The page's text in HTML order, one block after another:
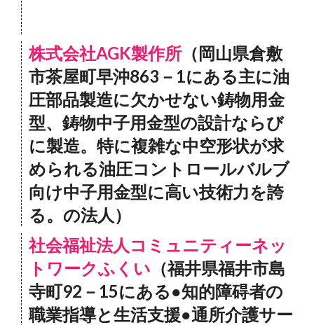
株式会社AGK製作所 （岡山県倉敷
市茶屋町早沖863－1にある主に油
圧部品製造に欠かせない鋳物用金
型、鋳物中子用金型の設計ならび
に製造。特に複雑な中空形状が求
められる油圧コントロールバルブ
向け中子用金型に高い技術力を誇
る。の法人）
社会福祉法人コミュニティーネッ
トワークふくい （福井県福井市島
寺町92－15にある●知的障碍者の
職業指導と生活支援●通所介護サー